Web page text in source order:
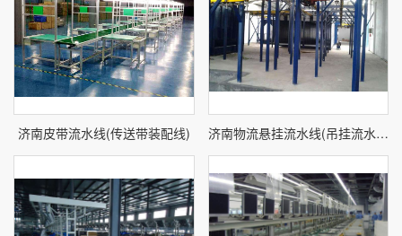
济南皮带流水线(传送带装配线) 济南物流悬挂流水线(吊挂流水线)